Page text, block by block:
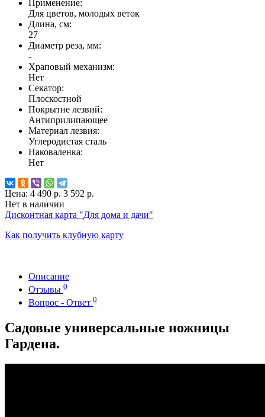
Применение:
Для цветов, молодых веток
Длина, см:
27
Диаметр реза, мм:
-
Храповый механизм:
Нет
Секатор:
Плоскостной
Покрытие лезвий:
Антиприлипающее
Материал лезвия:
Углеродистая сталь
Наковаленка:
Нет
Цена: 4 490 р. 3 592 р.
Нет в наличии
Дисконтная карта "Для дома и дачи"
Как получить клубную карту
Описание
Отзывы 0
Вопрос - Ответ 0
Садовые универсальные ножницы
Гардена.